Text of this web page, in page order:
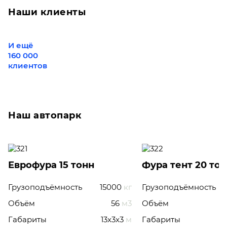
Наши клиенты
И ещё
160 000
клиентов
Наш автопарк
Еврофура 15 тонн
Грузоподъёмность 15000 кг
Объём
56 м3
Габариты
13x3x3 м
Фура тент 20
Грузоподъёмность
Объём
Габариты